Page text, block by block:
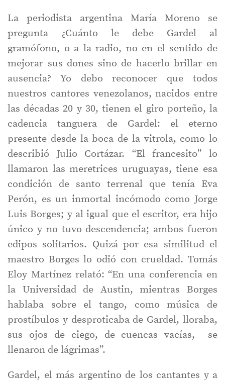
La periodista argentina María Moreno se
pregunta ¿Cuánto le debe Gardel al
gramófono, o a la radio, no en el sentido de
mejorar sus dones sino de hacerlo brillar en
ausencia? Yo debo reconocer que todos
nuestros cantores venezolanos, nacidos entre
las décadas 20 y 30, tienen el giro porteño, la
cadencia tanguera de Gardel: el eterno
presente desde la boca de la vitrola, como lo
describió Julio Cortázar. “El francesito” lo
llamaron las meretrices uruguayas, tiene esa
condición de santo terrenal que tenía Eva
Perón, es un inmortal incómodo como Jorge
Luis Borges; y al igual que el escritor, era hijo
único y no tuvo descendencia; ambos fueron
edipos solitarios. Quizá por esa similitud el
maestro Borges lo odió con crueldad. Tomás
Eloy Martínez relató: “En una conferencia en
la Universidad de Austin, mientras Borges
hablaba sobre el tango, como música de
prostíbulos y desproticaba de Gardel, lloraba,
sus ojos de ciego, de cuencas vacías, se
llenaron de lágrimas”.
Gardel, el más argentino de los cantantes y a